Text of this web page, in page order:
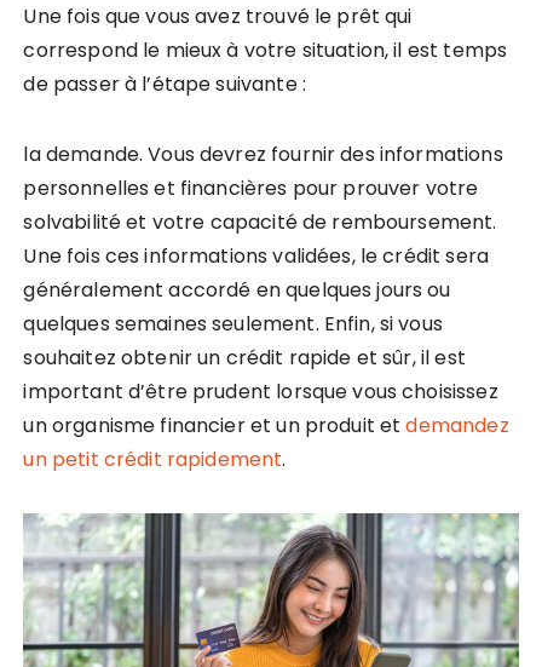
Une fois que vous avez trouvé le prêt qui
correspond le mieux à votre situation, il est temps
de passer à l’étape suivante :
la demande. Vous devrez fournir des informations
personnelles et financières pour prouver votre
solvabilité et votre capacité de remboursement.
Une fois ces informations validées, le crédit sera
généralement accordé en quelques jours ou
quelques semaines seulement. Enfin, si vous
souhaitez obtenir un crédit rapide et sûr, il est
important d’être prudent lorsque vous choisissez
un organisme financier et un produit etdemandez
un petit crédit rapidement.